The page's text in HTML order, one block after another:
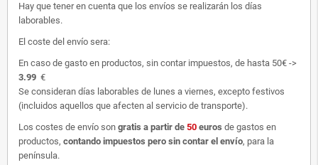
Hay que tener en cuenta que los envíos se realizarán los días
laborables.
El coste del envío sera:
En caso de gasto en productos, sin contar impuestos, de hasta 50€ ->
3.99 €
Se consideran días laborables de lunes a viernes, excepto festivos
(incluidos aquellos que afecten al servicio de transporte).
Los costes de envío son gratis a partir de 50 euros de gastos en
productos, contando impuestos pero sin contar el envío, para la
península.